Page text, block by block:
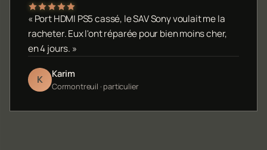
« Port HDMI PS5 cassé, le SAV Sony voulait me la
racheter. Eux l'ont réparée pour bien moins cher,
en 4 jours. »
K Karim
Cormontreuil · particulier